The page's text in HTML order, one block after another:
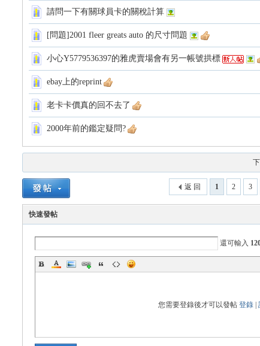
請問一下有關球員卡的關稅計算
[問題]2001 fleer greats auto 的尺寸問題
小心Y5779536397的雅虎賣場會有另一帳號拱標
ebay上的reprint
老卡卡價真的回不去了
2000年前的鑑定疑問?
1 2 3
返 回
快速發帖
還可輸入
您需要登錄後才可以發帖 登錄